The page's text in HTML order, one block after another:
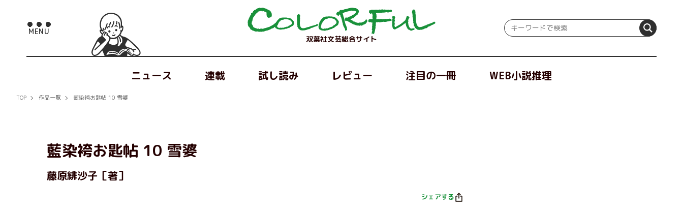
双葉社文芸総合サイト
ニュース 連載 試し読み レビュー 注目の一冊 WEB小説推理
TOP 作品一覧 藍染袴お匙帖 10 雪婆
藍染袴お匙帖 10 雪婆
藤原緋沙子［著］
シェアする